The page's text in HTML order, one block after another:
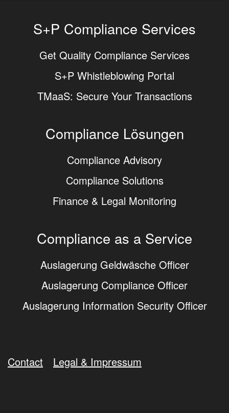
S+P Compliance Services
Get Quality Compliance Services
S+P Whistleblowing Portal
TMaaS: Secure Your Transactions
Compliance Lösungen
Compliance Advisory
Compliance Solutions
Finance & Legal Monitoring
Compliance as a Service
Auslagerung Geldwäsche Officer
Auslagerung Compliance Officer
Auslagerung Information Security Officer
Contact Legal & Impressum